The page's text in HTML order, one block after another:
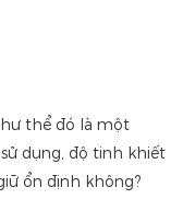
thể đó là một
dụng, độ tinh khiết
ổn định không?